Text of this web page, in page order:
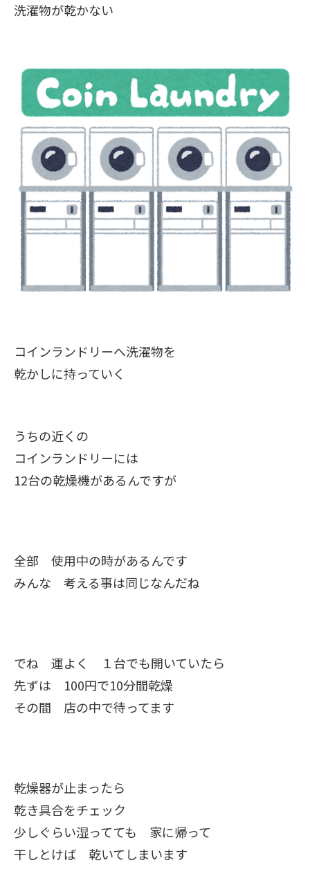
洗濯物が乾かない
コインランドリーへ洗濯物を
乾かしに持っていく
うちの近くの
コインランドリーには
12台の乾燥機があるんですが
全部 使用中の時があるんです
みんな 考える事は同じなんだね
でね 運よく １台でも開いていたら
先ずは 100円で10分間乾燥
その間 店の中で待ってます
乾燥器が止まったら
乾き具合をチェック
少しぐらい湿ってても 家に帰って
干しとけば 乾いてしまいます